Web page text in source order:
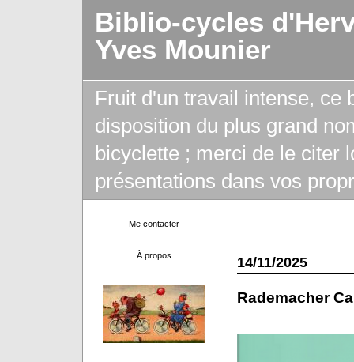
Biblio-cycles
Yves Mounier
Fruit d'un travail intense, ce
disposition du plus grand
bicyclette ; merci de le citer
présentations dans vos
Me contacter
À propos 14/11/2025
Rademacher